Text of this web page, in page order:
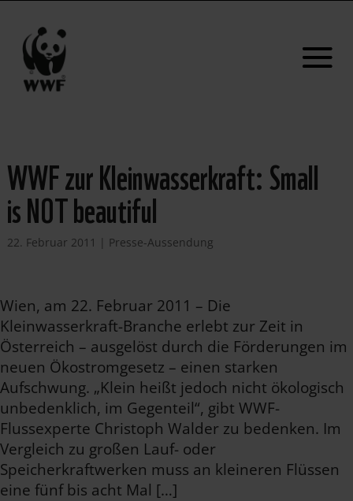
WWF zur Kleinwasserkraft: Small
is NOT beautiful
22. Februar 2011 | Presse-Aussendung
Wien, am 22. Februar 2011 – Die
Kleinwasserkraft-Branche erlebt zur Zeit in
Österreich – ausgelöst durch die Förderungen im
neuen Ökostromgesetz – einen starken
Aufschwung. „Klein heißt jedoch nicht ökologisch
unbedenklich, im Gegenteil“, gibt WWF-
Flussexperte Christoph Walder zu bedenken. Im
Vergleich zu großen Lauf- oder
Speicherkraftwerken muss an kleineren Flüssen
eine fünf bis acht Mal […]